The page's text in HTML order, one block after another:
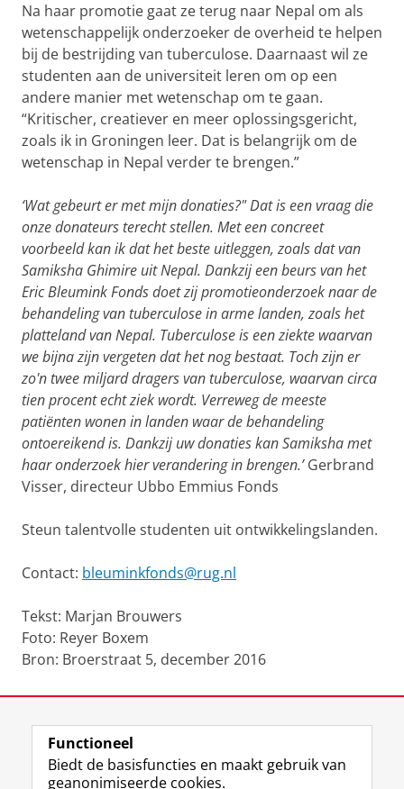
Na haar promotie gaat ze terug naar Nepal om als
wetenschappelijk onderzoeker de overheid te helpen
bij de bestrijding van tuberculose. Daarnaast wil ze
studenten aan de universiteit leren om op een
andere manier met wetenschap om te gaan.
“Kritischer, creatiever en meer oplossingsgericht,
zoals ik in Groningen leer. Dat is belangrijk om de
wetenschap in Nepal verder te brengen.”
‘Wat gebeurt er met mijn donaties?" Dat is een vraag die
onze donateurs terecht stellen. Met een concreet
voorbeeld kan ik dat het beste uitleggen, zoals dat van
Samiksha Ghimire uit Nepal. Dankzij een beurs van het
Eric Bleumink Fonds doet zij promotieonderzoek naar de
behandeling van tuberculose in arme landen, zoals het
platteland van Nepal. Tuberculose is een ziekte waarvan
we bijna zijn vergeten dat het nog bestaat. Toch zijn er
zo'n twee miljard dragers van tuberculose, waarvan circa
tien procent echt ziek wordt. Verreweg de meeste
patiënten wonen in landen waar de behandeling
ontoereikend is. Dankzij uw donaties kan Samiksha met
haar onderzoek hier verandering in brengen.’Gerbrand
Visser, directeur Ubbo Emmius Fonds
Steun talentvolle studenten uit ontwikkelingslanden.
Contact: bleuminkfonds@rug.nl
Tekst: Marjan Brouwers
Foto: Reyer Boxem
Bron: Broerstraat 5, december 2016
View this page in:English
Functioneel
Biedt de basisfuncties en maakt gebruik van
geanonimiseerde cookies.